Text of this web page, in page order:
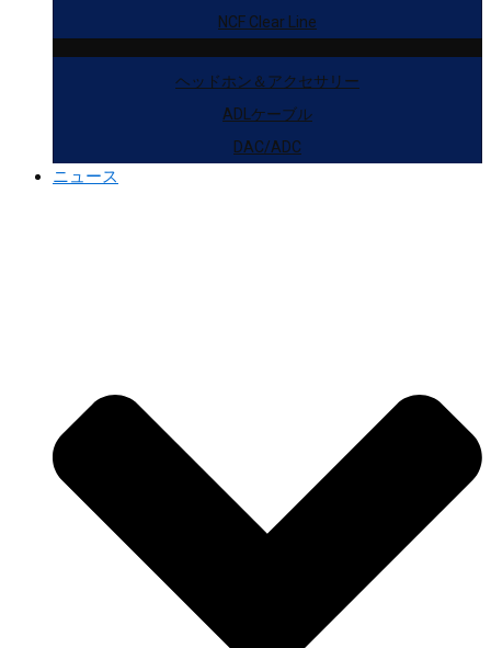
NCF Clear Line
ヘッドホン＆アクセサリー
ADLケーブル
DAC/ADC
ニュース